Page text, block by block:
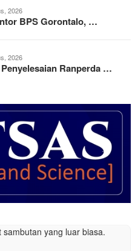
2026
BPS Gorontalo, …
2026
Ranperda …